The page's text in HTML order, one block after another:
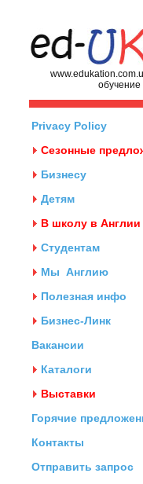
обучение
Privacy Policy
Сезонные
Бизнесу
Детям
В школу в Англии
Студентам
Мы Англию
Полезная инфо
Бизнес-Линк
Вакансии
Каталоги
Выставки
Горячие
Контакты
Отправить запрос